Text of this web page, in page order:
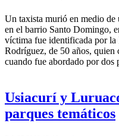
Un taxista murió en medio de
en el barrio Santo Domingo,
víctima fue identificada por la
Rodríguez, de 50 años,
cuando fue abordado por dos
Usiacurí y
parques temáticos